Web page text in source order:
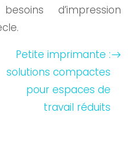
d’impression
Petite imprimante :
solutions compactes
pour espaces de
travail réduits